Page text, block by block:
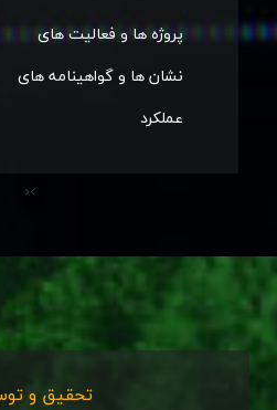
پروژه ها و فعالیت های
نشان ها و گواهینامه های
عملکرد
تحقیق و